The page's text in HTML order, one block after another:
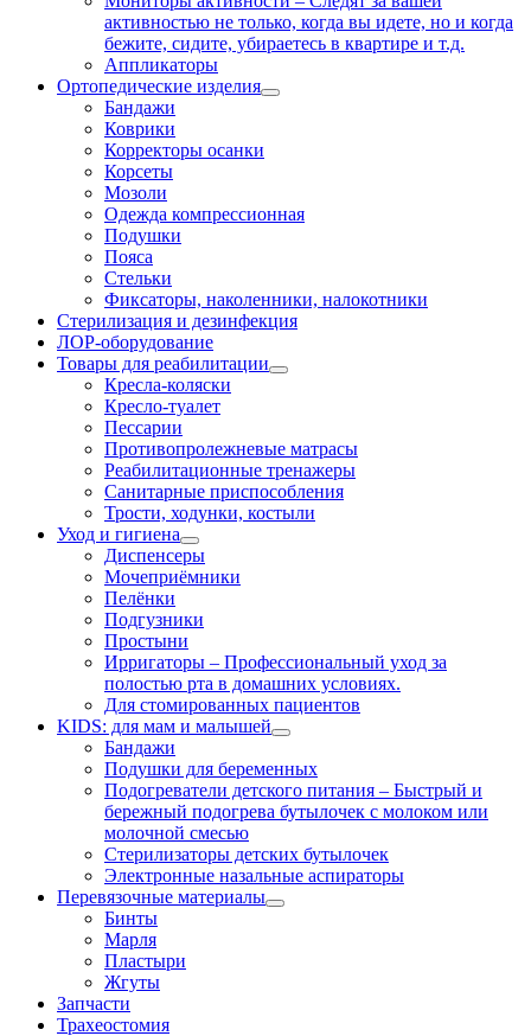
активностью не только, когда вы идете, но и когда
бежите, сидите, убираетесь в квартире и т.д.
Аппликаторы
Ортопедические изделия
Бандажи
Коврики
Корректоры осанки
Корсеты
Мозоли
Одежда компрессионная
Подушки
Пояса
Стельки
Фиксаторы, наколенники, налокотники
Стерилизация и дезинфекция
ЛОР-оборудование
Товары для реабилитации
Кресла-коляски
Кресло-туалет
Пессарии
Противопролежневые матрасы
Реабилитационные тренажеры
Санитарные приспособления
Трости, ходунки, костыли
Уход и гигиена
Диспенсеры
Мочеприёмники
Пелёнки
Подгузники
Простыни
Ирригаторы – Профессиональный уход за
полостью рта в домашних условиях.
Для стомированных пациентов
KIDS: для мам и малышей
Бандажи
Подушки для беременных
Подогреватели детского питания – Быстрый и
бережный подогрева бутылочек с молоком или
молочной смесью
Стерилизаторы детских бутылочек
Электронные назальные аспираторы
Перевязочные материалы
Бинты
Марля
Пластыри
Жгуты
Запчасти
Трахеостомия